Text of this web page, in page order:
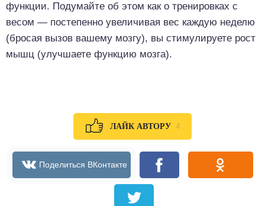
функции. Подумайте об этом как о тренировках с
весом — постепенно увеличивая вес каждую неделю
(бросая вызов вашему мозгу), вы стимулируете рост
мышц (улучшаете функцию мозга).
ЛАЙК АВТОРУ 4